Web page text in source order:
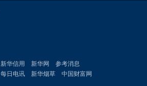
新华信用 新华网
参考消息
每日电讯 新华烟草
中国财富网